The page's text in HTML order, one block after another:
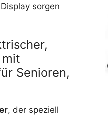
sorgen
Senioren,
, der speziell